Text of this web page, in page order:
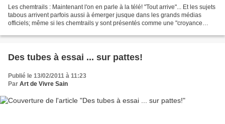
Les chemtrails : Maintenant l'on en parle à la télé! "Tout arrive"... Et les sujets
tabous arrivent parfois aussi à émerger jusque dans les grands médias
officiels; même si les chemtrails y sont présentés comme une "croyance
Des tubes à essai ... sur pattes!
Publié le 13/02/2011 à 11:23
Par Art de Vivre Sain